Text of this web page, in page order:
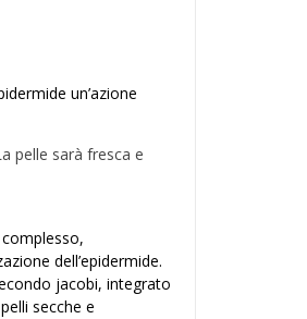
un’azione
pelle sarà fresca e
dell’epidermide.
jacobi, integrato
secche e